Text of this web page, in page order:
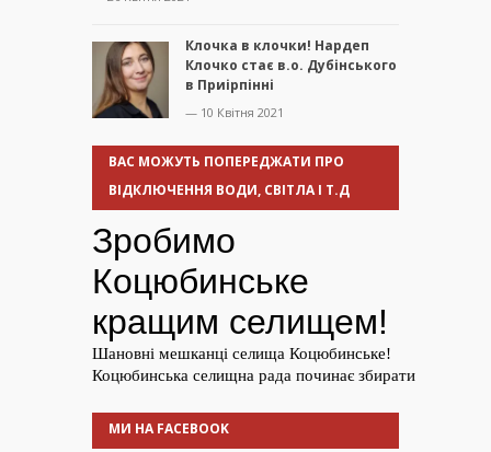
Клочка в клочки! Нардеп
Клочко стає в.о. Дубінського
в Приірпінні
— 10 Квітня 2021
ВАС МОЖУТЬ ПОПЕРЕДЖАТИ ПРО
ВІДКЛЮЧЕННЯ ВОДИ, СВІТЛА І Т.Д
МИ НА FACEBOOK